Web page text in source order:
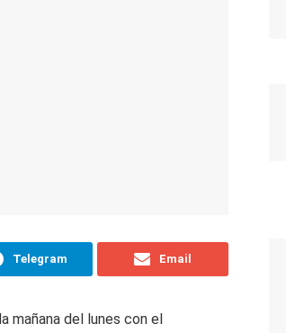
Telegram Email
mañana del lunes con el